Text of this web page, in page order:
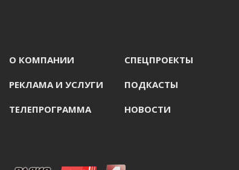
О КОМПАНИИ СПЕЦПРОЕКТЫ
РЕКЛАМА И УСЛУГИ ПОДКАСТЫ
ТЕЛЕПРОГРАММА НОВОСТИ